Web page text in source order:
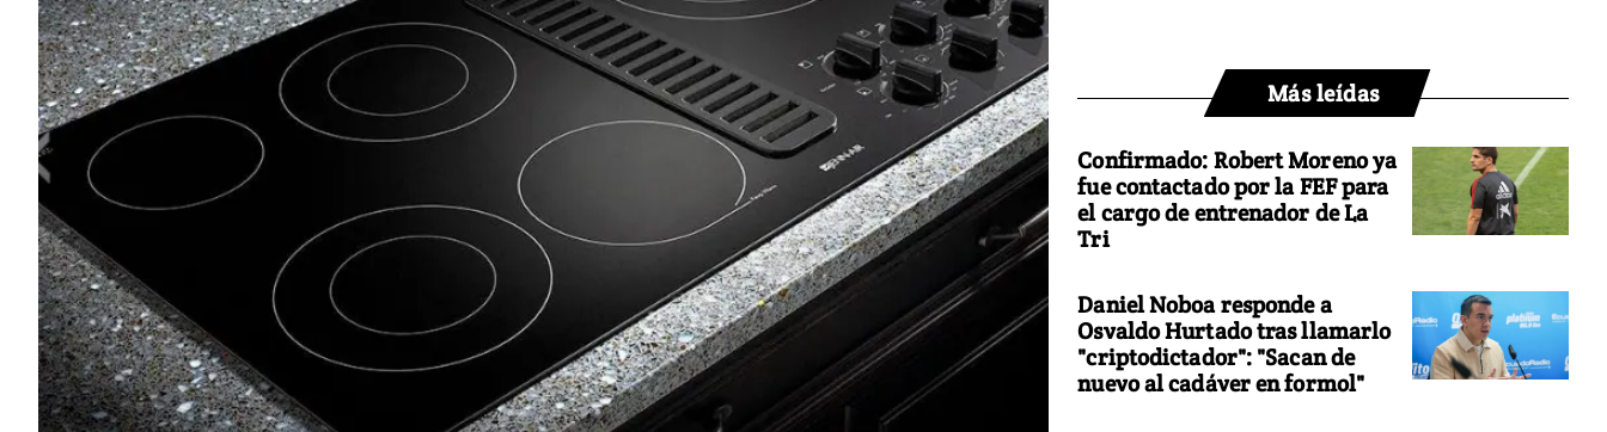
Más leídas
Confirmado: Robert Moreno ya
fue contactado por la FEF para
el cargo de entrenador de La
Tri
Daniel Noboa responde a
Osvaldo Hurtado tras llamarlo
"criptodictador": "Sacan de
nuevo al cadáver en formol"